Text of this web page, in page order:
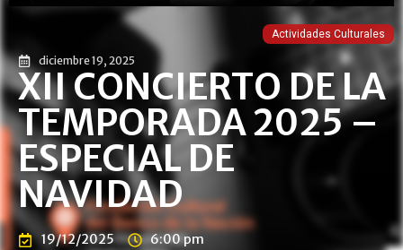
Actividades Culturales
diciembre 19, 2025
XII CONCIERTO DE LA
TEMPORADA 2025 –
ESPECIAL DE
NAVIDAD
19/12/2025
6:00 pm